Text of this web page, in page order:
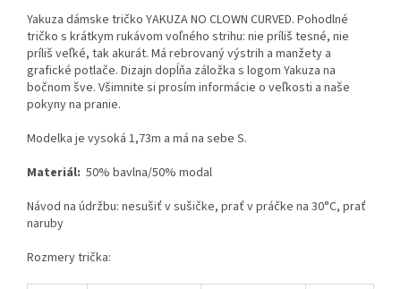
Yakuza dámske tričko YAKUZA NO CLOWN CURVED. Pohodlné
tričko s krátkym rukávom voľného strihu: nie príliš tesné, nie
príliš veľké, tak akurát. Má rebrovaný výstrih a manžety a
grafické potlače. Dizajn dopĺňa záložka s logom Yakuza na
bočnom šve. Všimnite si prosím informácie o veľkosti a naše
pokyny na pranie.
Modelka je vysoká 1,73m a má na sebe S.
Materiál: 50% bavlna/50% modal
Návod na údržbu: nesušiť v sušičke, prať v práčke na 30°C, prať
naruby
Rozmery trička: